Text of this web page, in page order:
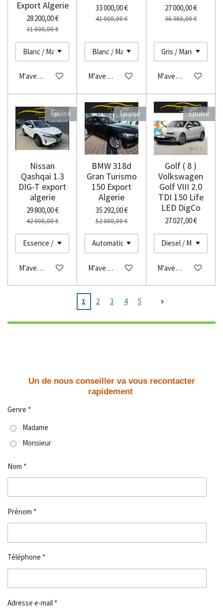
Export Algerie
28 200,00 €
31 000,00 €
M'avertir si disponible
33 000,00 €
41 000,00 €
M'avertir si disponible
27 000,00 €
36 360,00 €
M'avertir si
Épuisé
Nissan
Qashqai 1.3
DIG-T export
algerie
29 800,00 €
42 000,00 €
M'avertir si disponible
Épuisé
BMW 318d
Gran Turismo
150 Export
Algerie
35 292,00 €
52 000,00 €
M'avertir si disponible
Épuisé
Golf ( 8 )
Volkswagen
Golf VIII 2.0
TDI 150 Life
LED DigCo
27 027,00 €
M'avertir si
1 2 3 4 5
Un de nous conseiller va vous recontacter
rapidement
Genre *
Madame
Monsieur
Nom *
Prénom *
Téléphone *
Adresse e-mail *